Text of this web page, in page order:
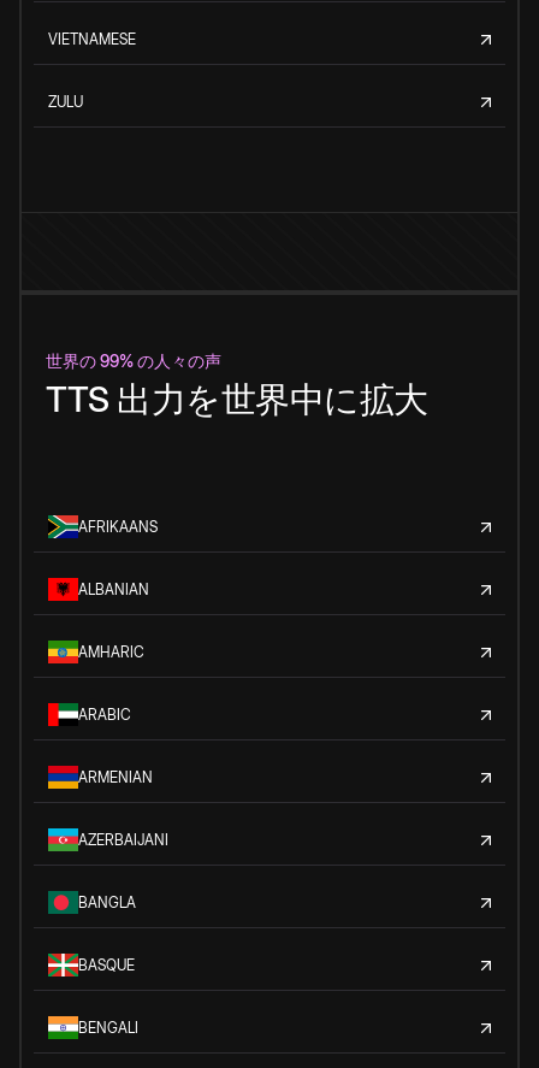
VIETNAMESE
ZULU
世界の 99% の人々の声
TTS 出力を世界中に拡大
AFRIKAANS
ALBANIAN
AMHARIC
ARABIC
ARMENIAN
AZERBAIJANI
BANGLA
BASQUE
BENGALI